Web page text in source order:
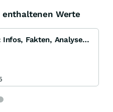
Werte
Ölpreis - Erdöl - Öl - Rohöl: Infos, Fakten, Analysen, Charts und Ausblick